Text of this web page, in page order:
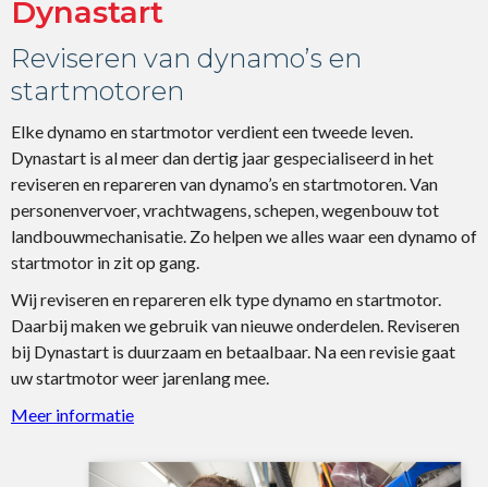
Dynastart
Reviseren van dynamo’s en
startmotoren
Elke dynamo en startmotor verdient een tweede leven.
Dynastart is al meer dan dertig jaar gespecialiseerd in het
reviseren en repareren van dynamo’s en startmotoren. Van
personenvervoer, vrachtwagens, schepen, wegenbouw tot
landbouwmechanisatie. Zo helpen we alles waar een dynamo of
startmotor in zit op gang.
Wij reviseren en repareren elk type dynamo en startmotor.
Daarbij maken we gebruik van nieuwe onderdelen. Reviseren
bij Dynastart is duurzaam en betaalbaar. Na een revisie gaat
uw startmotor weer jarenlang mee.
Meer informatie